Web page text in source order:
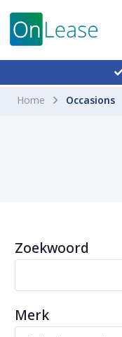
Home Occasions
Zoekwoord
Merk